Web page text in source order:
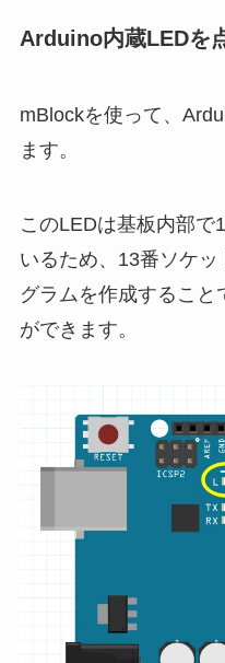
Arduino内蔵LEDを
mBlockを使って、
ます。
このLEDは基板内部で
いるため、13番ソケ
グラムを作成すること
ができます。